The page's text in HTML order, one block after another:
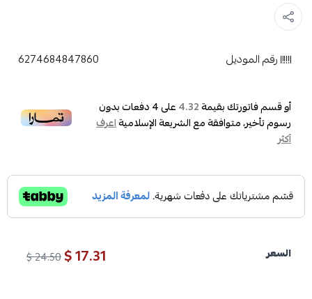
رقم الموديل 6274684847860
أو قسم فاتورتك بقيمة4.32 على4دفعات بدون
رسوم تأخير، متوافقة مع الشريعة الإسلاميةاعرف
أكثر
السعر 17.31 $
24.50 $